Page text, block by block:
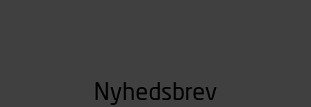
Nyhedsbrev